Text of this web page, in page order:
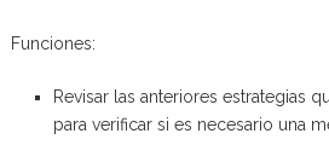
Funciones:
Revisar las anteriores estrategias
para verificar si es necesario una